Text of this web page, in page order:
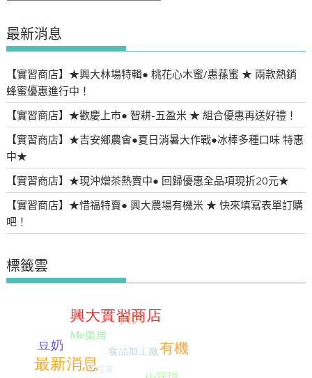
最新消息
【實習商店】★興大林場特輯● 桃花心木蜜/惠蓀蜜 ★ 兩款熱銷
蜂蜜優惠進行中！
【實習商店】★歡慶上市● 智耕-五盈米 ★ 組合優惠再送好禮！
【實習商店】★吉安鄉農會●夏日消暑大作戰●冰棒多種口味 特惠
中★
【實習商店】★現沖熷茶熱賣中● 回歸優惠全品項現折20元★
【實習商店】★惜福特賣● 興大農場有機米 ★ 快來填寫表單訂購
吧！
標籤雲